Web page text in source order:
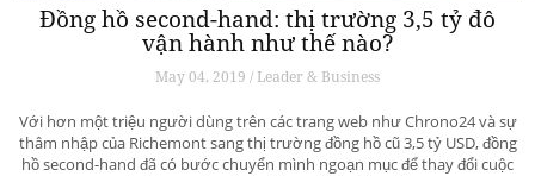
Đồng hồ second-hand: thị trường 3,5 tỷ đô
vận hành như thế nào?
May 04, 2019 / Leader & Business
Với hơn một triệu người dùng trên các trang web như Chrono24 và sự
thâm nhập của Richemont sang thị trường đồng hồ cũ 3,5 tỷ USD, đồng
hồ second-hand đã có bước chuyển mình ngoạn mục để thay đổi cuộc